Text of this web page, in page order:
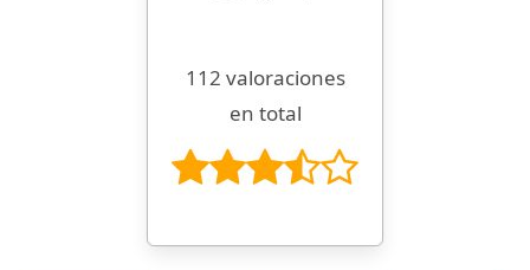
112 valoraciones
en total